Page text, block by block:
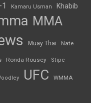
Kamaru Usman Khabib
MMA
Muay Thai Nate
Ronda Rousey Stipe
UFC WMMA